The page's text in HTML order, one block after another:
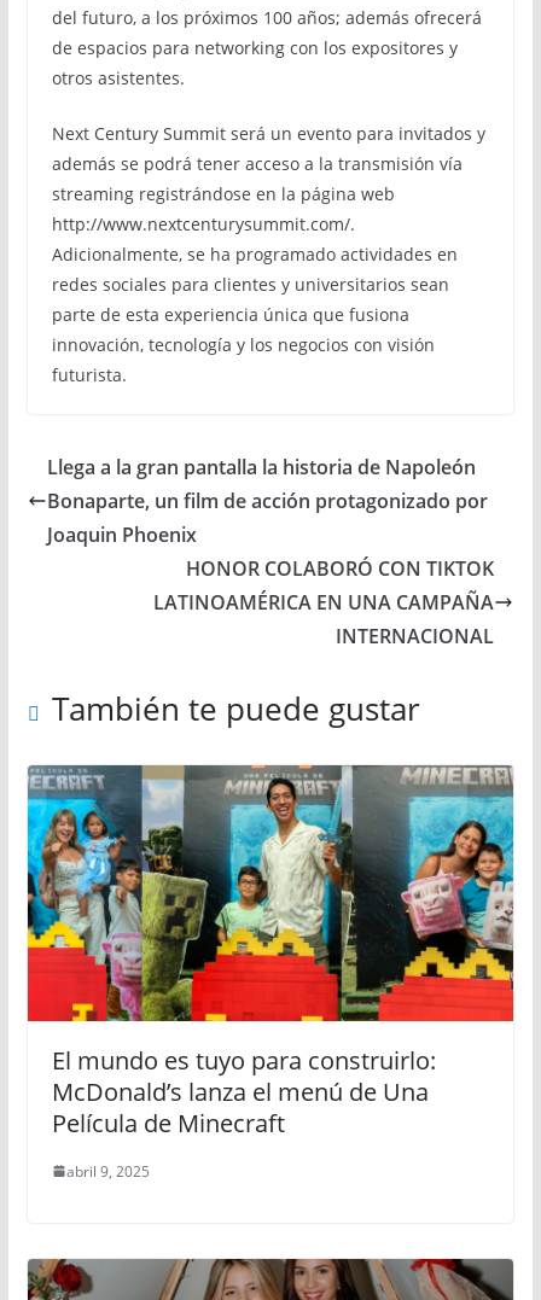
del futuro, a los próximos 100 años; además ofrecerá
de espacios para networking con los expositores y
otros asistentes.
Next Century Summit será un evento para invitados y
además se podrá tener acceso a la transmisión vía
streaming registrándose en la página web
http://www.nextcenturysummit.com/.
Adicionalmente, se ha programado actividades en
redes sociales para clientes y universitarios sean
parte de esta experiencia única que fusiona
innovación, tecnología y los negocios con visión
futurista.
Llega a la gran pantalla la historia de Napoleón
Bonaparte, un film de acción protagonizado por
Joaquin Phoenix
HONOR COLABORÓ CON TIKTOK
LATINOAMÉRICA EN UNA CAMPAÑA
INTERNACIONAL
También te puede gustar
El mundo es tuyo para construirlo:
McDonald’s lanza el menú de Una
Película de Minecraft
abril 9, 2025